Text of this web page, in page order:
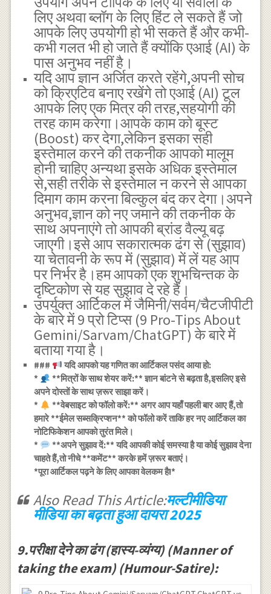
लिए अथवा ब्लॉग के लिए हिंट ले सकते हैं जो
आपके लिए उपयोगी हो भी सकते हैं और कभी-
कभी गलत भी हो जाते हैं क्योंकि एआई (AI) के
पास अनुभव नहीं है।
यदि आप ज्ञान अर्जित करते रहेंगे,अपनी सोच
को क्रिएटिव बनाए रखेंगे तो एआई (AI) टूल
आपके लिए एक मित्र की तरह,सहयोगी की
तरह काम करेगा।आपके काम को बूस्ट
(Boost) कर देगा,लेकिन इसका सही
इस्तेमाल करने की तकनीक आपको मालूम
होनी चाहिए अन्यथा इसके अधिक इस्तेमाल
से,सही तरीके से इस्तेमाल न करने से आपका
दिमाग काम करना बिल्कुल बंद कर देगा।अपने
अनुभव,ज्ञान को नए जमाने की तकनीक के
साथ अपनाएंगे तो आपकी ब्रांड वैल्यू बढ़
जाएगी।इसे आप सकारात्मक ढंग से (सुझाव)
या चेतावनी के रूप में (सुझाव) में लें यह आप
पर निर्भर है।हम आपको एक शुभचिन्तक के
दृष्टिकोण से यह सुझाव दे रहे हैं।
उपर्युक्त आर्टिकल में जैमिनी/सर्वम/चैटजीपीटी
के बारे में 9 प्रो टिप्स (9 Pro-Tips About
Gemini/Sarvam/ChatGPT) के बारे में
बताया गया है।
###
यदि आपको यह गणित का आर्टिकल पसंद आया हो:
*
**मित्रों के साथ शेयर करें:** ज्ञान बांटने से बढ़ता है,इसलिए इसे
अपने दोस्तों के साथ ज़रूर साझा करें।
*
**वेबसाइट को फॉलो करें:** अगर आप यहाँ पहली बार आए हैं,तो
हमारे **ईमेल सब्सक्रिप्शन** को फॉलो करें ताकि हर नए आर्टिकल का
नोटिफिकेशन आपको तुरंत मिले।
*
**अपने सुझाव दें:** यदि आपकी कोई समस्या है या कोई सुझाव देना
चाहते हैं,तो नीचे **कमेंट** करके हमें ज़रूर बताएं।
*पूरा आर्टिकल पढ़ने के लिए आपका वेलकम है!*
Also Read This Article:मल्टीमीडिया
मीडिया का बढ़ता हुआ दायरा 2025
9.परीक्षा देने का ढंग (हास्य-व्यंग्य) (Manner of
taking the exam) (Humour-Satire):